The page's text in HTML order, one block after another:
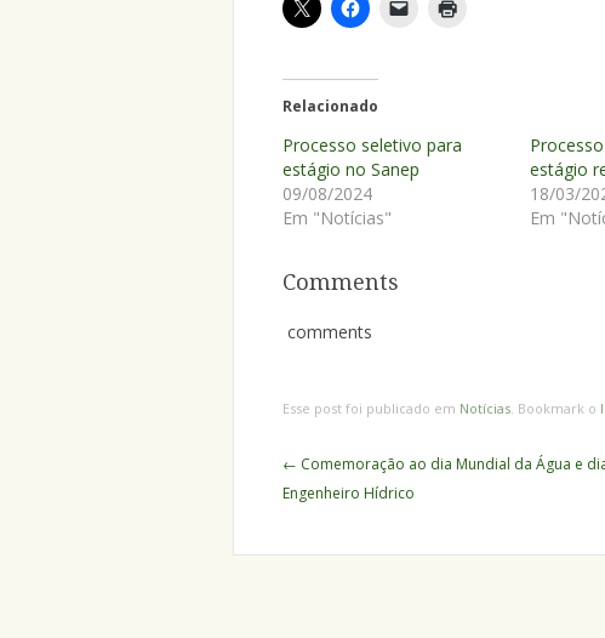
Relacionado
Processo seletivo para
estágio no Sanep
09/08/2024
Em "Notícias"
estágio
18/03/
Em
Comments
comments
Esse post foi publicado em Notícias. Bookmark o
Navegação
de
← Comemoração ao dia Mundial da Água e
Engenheiro Hídrico